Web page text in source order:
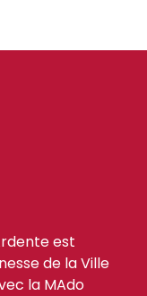
est
de la Ville
la MAdo